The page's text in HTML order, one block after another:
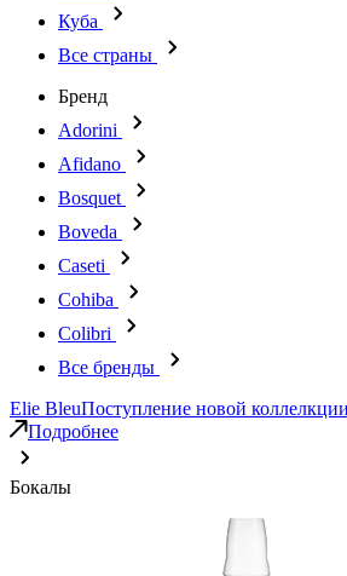
Куба
Все страны
Бренд
Adorini
Afidano
Bosquet
Boveda
Caseti
Cohiba
Colibri
Все бренды
Elie BleuПоступление новой коллелкции
Подробнее
Бокалы